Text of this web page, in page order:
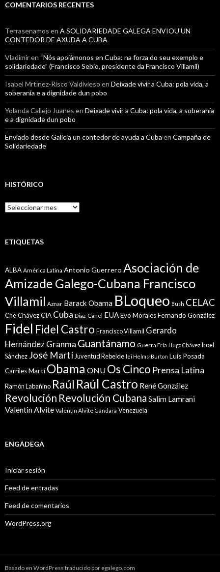
COMENTARIOS RECENTES
Terrasenamos en A SOLIDARIEDADE GALEGA ENVIOU UN
CONTEDOR DE AXUDA A CUBA
Vladimiren “Nós apoiámonos en Cuba: na forza do seu exemplo e
solidariedade” (Francisco Sebio, presidente da Francisco Villamil)
Isabel Mrtínez-Risco Valdivieso en Deixade vivir a Cuba: pola vida, a
soberanía e a dignidade dun pobo
Yolanda Callejo Juanes en Deixade vivir a Cuba: pola vida, a soberanía
e a dignidade dun pobo
Enviado desde Galicia un contedor de ayuda a Cuba en Campaña de
Solidariedade
HISTÓRICO
Histórico
ETIQUETAS
ALBA América Latina Antonio Guerrero Asociación de
Amizade Galego-Cubana Francisco
Villamil Aznar Barack Obama BLoqueo Bush CELAC
CheChávezCIA Cuba Diaz-Canel EUAEvo MoralesFernando González
Fidel Fidel Castro Francisco Villamil Gerardo
Hernández Granma Guantánamo Guerra Fría Hugo Chávez Iroel
Sánchez José Martí Juventud Rebelde lei Helms-Burton Luis Posada
CarrilesMartí Obama ONU Os Cinco Prensa Latina
Ramón Labañino Raúl Raúl Castro René González
Revolución Revolución Cubana Salim Lamrani
Valentin Alvite Valentín Alvite Gándara Venezuela
ENGÁDEGA
Iniciar sesión
Feed de entradas
Feed de comentarios
WordPress.org
Basado en WordPress traducido por egalego.com